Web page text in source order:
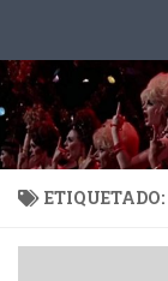
ETIQUETADO: